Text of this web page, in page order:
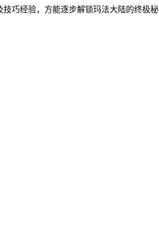
巧经验，方能逐步解锁玛法大陆的终极秘